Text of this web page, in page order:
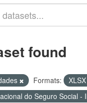
found
Formats: XLSX
do Seguro Social -